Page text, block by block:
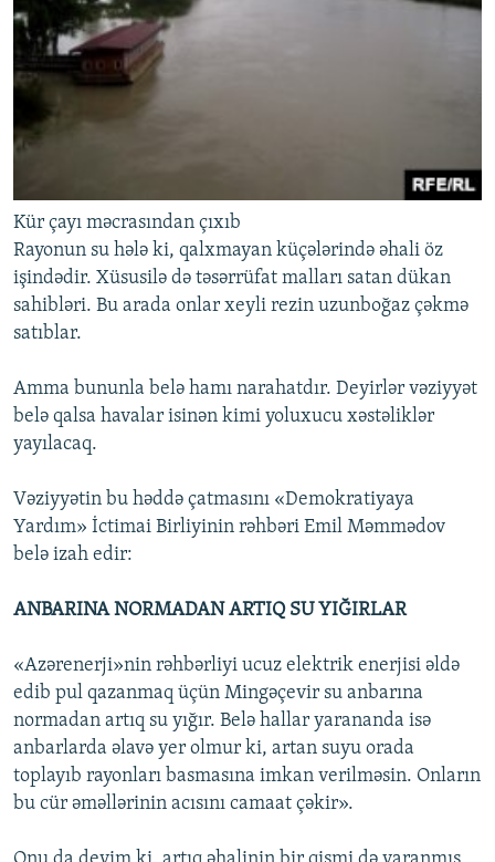
Kür çayı məcrasından çıxıb
Rayonun su hələ ki, qalxmayan küçələrində əhali öz
işindədir. Xüsusilə də təsərrüfat malları satan dükan
sahibləri. Bu arada onlar xeyli rezin uzunboğaz çəkmə
satıblar.
Amma bununla belə hamı narahatdır. Deyirlər vəziyyət
belə qalsa havalar isinən kimi yoluxucu xəstəliklər
yayılacaq.
Vəziyyətin bu həddə çatmasını «Demokratiyaya
Yardım» İctimai Birliyinin rəhbəri Emil Məmmədov
belə izah edir:
ANBARINA NORMADAN ARTIQ SU YIĞIRLAR
«Azərenerji»nin rəhbərliyi ucuz elektrik enerjisi əldə
edib pul qazanmaq üçün Mingəçevir su anbarına
normadan artıq su yığır. Belə hallar yarananda isə
anbarlarda əlavə yer olmur ki, artan suyu orada
toplayıb rayonları basmasına imkan verilməsin. Onların
bu cür əməllərinin acısını camaat çəkir».